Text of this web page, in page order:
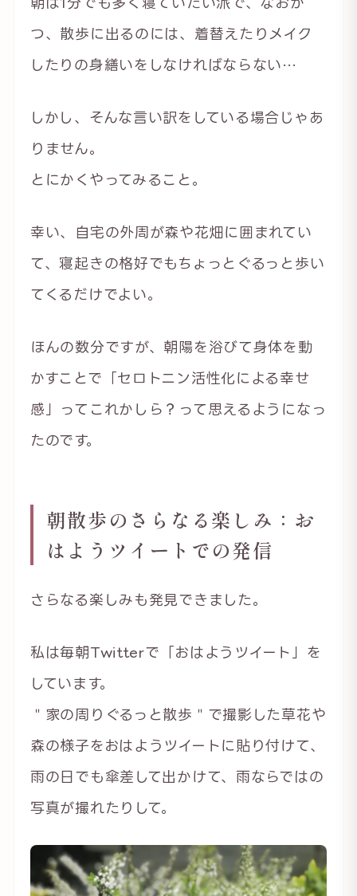
つ、散歩に出るのには、着替えたりメイク
したりの身繕いをしなければならない…
しかし、そんな言い訳をしている場合じゃあ
りません。
とにかくやってみること。
幸い、自宅の外周が森や花畑に囲まれてい
て、寝起きの格好でもちょっとぐるっと歩い
てくるだけでよい。
ほんの数分ですが、朝陽を浴びて身体を動
かすことで「セロトニン活性化による幸せ
感」ってこれかしら？って思えるようになっ
たのです。
朝散歩のさらなる楽しみ：お
はようツイートでの発信
さらなる楽しみも発見できました。
私は毎朝Twitterで「おはようツイート」を
しています。
＂家の周りぐるっと散歩＂で撮影した草花や
森の様子をおはようツイートに貼り付けて、
雨の日でも傘差して出かけて、雨ならではの
写真が撮れたりして。